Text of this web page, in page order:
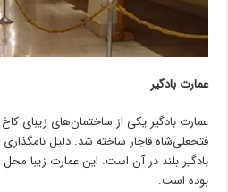
عمارت بادگیر
عمارت بادگیر یکی از ساختمان‌های زیبای
بادگیر بلند در آن است. این عمارت زیبا
بوده است.